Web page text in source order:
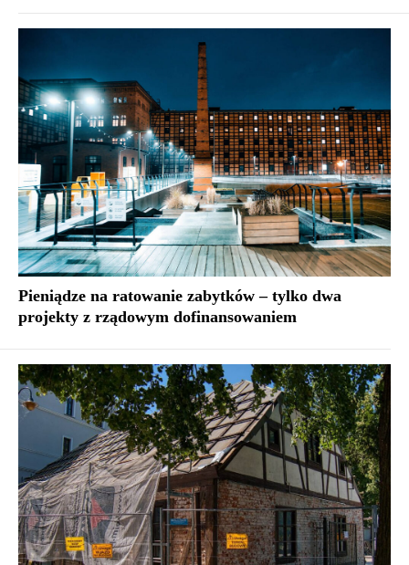
Pieniądze na ratowanie zabytków – tylko dwa
projekty z rządowym dofinansowaniem